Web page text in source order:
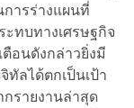
การร่างแผนที่
ทบทางเศรษฐกิจ
อนดังกล่าวยิ่งมี
ลได้ตกเป็นเป้า
รายงานล่าสุด